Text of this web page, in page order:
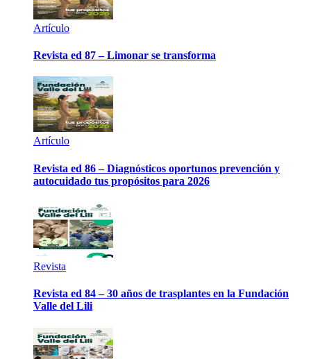
Artículo
Revista ed 87 – Limonar se transforma
Artículo
Revista ed 86 – Diagnósticos oportunos prevención y
autocuidado tus propósitos para 2026
Revista
Revista ed 84 – 30 años de trasplantes en la Fundación
Valle del Lili